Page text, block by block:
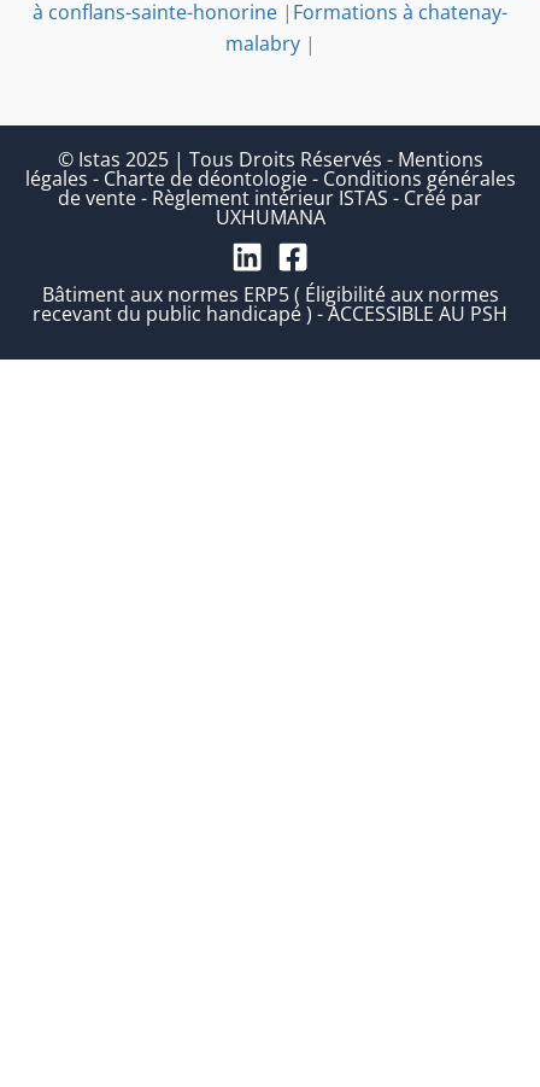
à conflans-sainte-honorine | Formations à chatenay-
malabry|
© Istas 2025 | Tous Droits Réservés - Mentions
légales - Charte de déontologie- Conditions générales
de vente- Règlement intérieur ISTAS - Créé par
UXHUMANA
Bâtiment aux normes ERP5 ( Éligibilité aux normes
recevant du public handicapé ) - ACCESSIBLE AU PSH